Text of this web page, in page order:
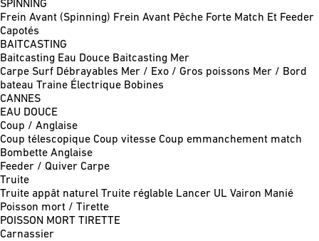
SPINNING
Frein Avant (Spinning) Frein Avant Pêche Forte Match Et Feeder
Capotés
BAITCASTING
Baitcasting Eau Douce Baitcasting Mer
Carpe Surf Débrayables Mer / Exo / Gros poissons Mer / Bord
bateau Traine Électrique Bobines
CANNES
EAU DOUCE
Coup / Anglaise
Coup télescopique Coup vitesse Coup emmanchement match
Bombette Anglaise
Feeder / Quiver Carpe
Truite
Truite appât naturel Truite réglable Lancer UL Vairon Manié
Poisson mort / Tirette
POISSON MORT TIRETTE
Carnassier